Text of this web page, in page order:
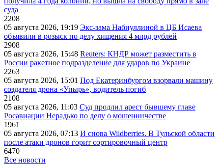
суда
2208
05 августа 2026, 19:19 Экс-зама Набиуллиной в ЦБ Исаева
объявили в розыск по делу хищения 4 млрд рублей
2908
05 августа 2026, 15:48 Reuters: КНДР может разместить в
России ракетное подразделение для ударов по Украине
2263
05 августа 2026, 15:01 Под Екатеринбургом взорвали машину
создателя дрона «Упырь», водитель погиб
2108
05 августа 2026, 11:03 Суд продлил арест бывшему главе
Росавиации Нерадько по делу о мошенничестве
1961
05 августа 2026, 07:13 И снова Wildberries. В Тульской области
после атаки дронов горит сортировочный центр
6470
Все новости